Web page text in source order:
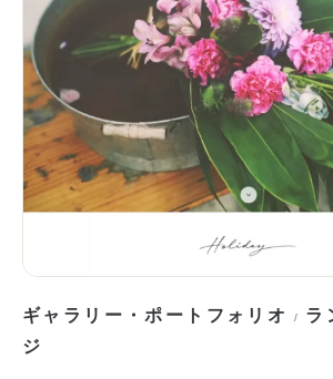
ギャラリー・ポートフォリオ / ラ
ジ